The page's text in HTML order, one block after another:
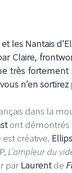
les Nantais
Claire,
fortement
n’en
dans la
ont démontrés
créative.
L’ampleur du
par Laurentde